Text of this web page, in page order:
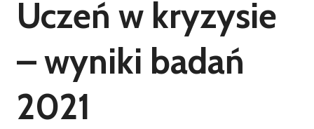
Uczeń w kryzysie
– wyniki badań
2021